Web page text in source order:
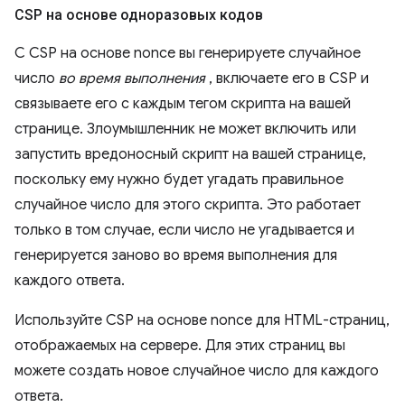
CSP на основе одноразовых кодов
С CSP на основе nonce вы генерируете случайное
число во время выполнения, включаете его в CSP и
связываете его с каждым тегом скрипта на вашей
странице. Злоумышленник не может включить или
запустить вредоносный скрипт на вашей странице,
поскольку ему нужно будет угадать правильное
случайное число для этого скрипта. Это работает
только в том случае, если число не угадывается и
генерируется заново во время выполнения для
каждого ответа.
Используйте CSP на основе nonce для HTML-страниц,
отображаемых на сервере. Для этих страниц вы
можете создать новое случайное число для каждого
ответа.